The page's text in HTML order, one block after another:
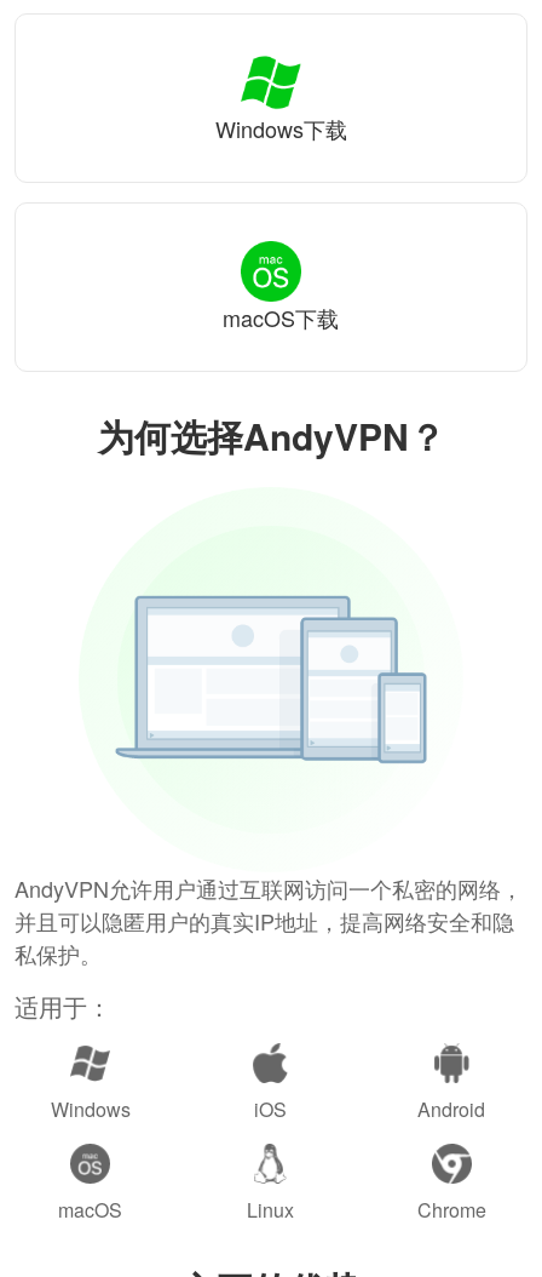
为何选择AndyVPN？
AndyVPN允许用户通过互联网访问一个私密的网络，
并且可以隐匿用户的真实IP地址，提高网络安全和隐
私保护。
适用于：
Windows iOS Android
macOS Linux Chrome
Windows下载
macOS下载